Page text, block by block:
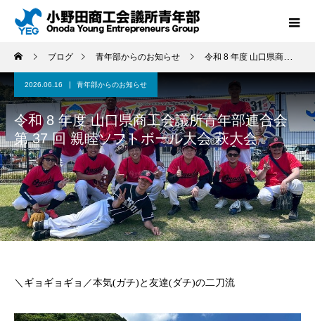
ブログ 青年部からのお知らせ 令和 8 年度 山口県商工会議所青年部連合会 第 37 回 親睦ソフトボール大会 萩大会
2026.06.16 青年部からのお知らせ
令和 8 年度 山口県商工会議所青年部連合会
第 37 回 親睦ソフトボール大会 萩大会
＼ギョギョギョ／本気(ガチ)と友達(ダチ)の二刀流